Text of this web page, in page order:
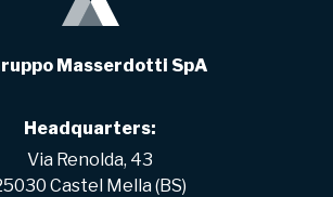
Masserdotti SpA
Headquarters:
Via Renolda, 43
Castel Mella (BS)